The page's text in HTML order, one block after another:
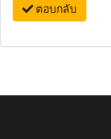
ตอบกลับ